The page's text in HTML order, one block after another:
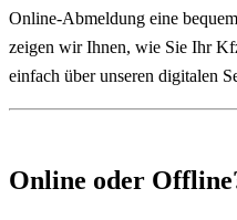
Online-Abmeldung eine
zeigen wir Ihnen, wie Sie Ihr
einfach über unseren digitalen
Online oder